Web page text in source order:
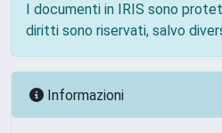
I documenti in IRIS sono
diritti sono riservati, salvo
Informazioni